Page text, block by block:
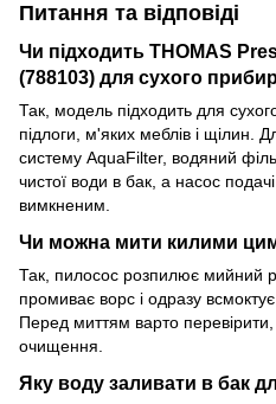
Питання та відповіді
Чи підходить THOMAS
(788103) для сухого
Так, модель підходить для
підлоги, м'яких меблів і щілин.
систему AquaFilter, водяний
чистої води в бак, а насос
вимкненим.
Чи можна мити килими
Так, пилосос розпилює мийний
промиває ворс і одразу
Перед миттям варто
очищення.
Яку воду заливати в бак